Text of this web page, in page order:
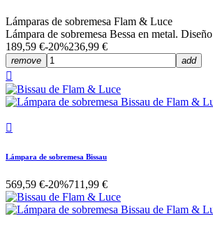
Lámparas de sobremesa Flam & Luce
Lámpara de sobremesa Bessa en metal. Diseño
189,59 €-20%236,99 €
remove add


Lámpara de sobremesa Bissau
569,59 €-20%711,99 €